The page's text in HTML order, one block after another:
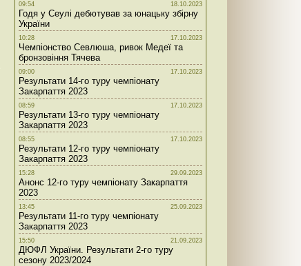
09:54 18.10.2023
Годя у Сеулі дебютував за юнацьку збірну
України
10:28 17.10.2023
Чемпіонство Севлюша, ривок Медеї та
бронзовіння Тячева
09:00 17.10.2023
Результати 14-го туру чемпіонату
Закарпаття 2023
08:59 17.10.2023
Результати 13-го туру чемпіонату
Закарпаття 2023
08:55 17.10.2023
Результати 12-го туру чемпіонату
Закарпаття 2023
15:28 29.09.2023
Анонс 12-го туру чемпіонату Закарпаття
2023
13:45 25.09.2023
Результати 11-го туру чемпіонату
Закарпаття 2023
15:50 21.09.2023
ДЮФЛ України. Результати 2-го туру
сезону 2023/2024